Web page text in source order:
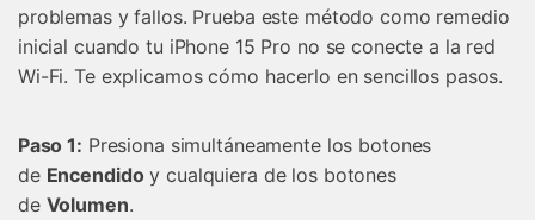
problemas y fallos. Prueba este método como remedio
inicial cuando tu iPhone 15 Pro no se conecte a la red
Wi-Fi. Te explicamos cómo hacerlo en sencillos pasos.
󠀰Paso 1: Presiona simultáneamente los botones
de Encendido y cualquiera de los botones
de Volumen.